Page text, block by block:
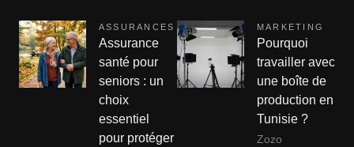
ASSURANCES
Assurance
santé pour
seniors : un
choix
essentiel
pour protéger
MARKETING
Pourquoi
travailler avec
une boîte de
production en
Tunisie ?
Zozo